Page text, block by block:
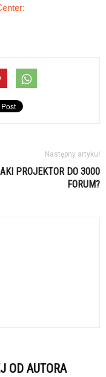
Następny artykuł
PROJEKTOR DO 3000
FORUM?
OD AUTORA